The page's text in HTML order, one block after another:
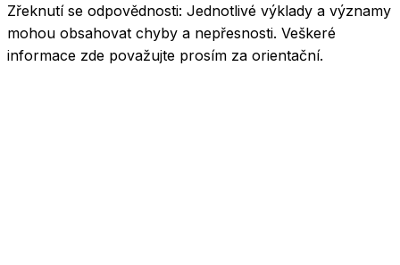
Zřeknutí se odpovědnosti: Jednotlivé výklady a významy
mohou obsahovat chyby a nepřesnosti. Veškeré
informace zde považujte prosím za orientační.